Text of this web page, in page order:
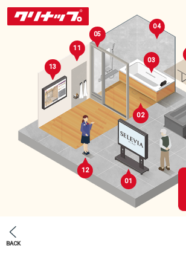
BACK
セレクトルーム
01
02
03
04
05
11
12
13